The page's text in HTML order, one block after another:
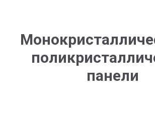
панели